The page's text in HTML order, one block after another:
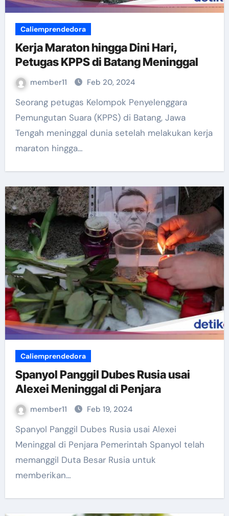
Caliemprendedora
Kerja Maraton hingga Dini Hari,
Petugas KPPS di Batang Meninggal
member11 Feb 20, 2024
Seorang petugas Kelompok Penyelenggara
Pemungutan Suara (KPPS) di Batang, Jawa
Tengah meninggal dunia setelah melakukan kerja
maraton hingga…
Caliemprendedora
Spanyol Panggil Dubes Rusia usai
Alexei Meninggal di Penjara
member11 Feb 19, 2024
Spanyol Panggil Dubes Rusia usai Alexei
Meninggal di Penjara Pemerintah Spanyol telah
memanggil Duta Besar Rusia untuk
memberikan…